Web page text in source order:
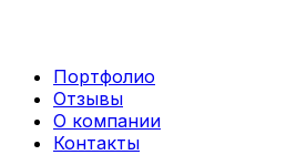
Портфолио
Отзывы
О компании
Контакты